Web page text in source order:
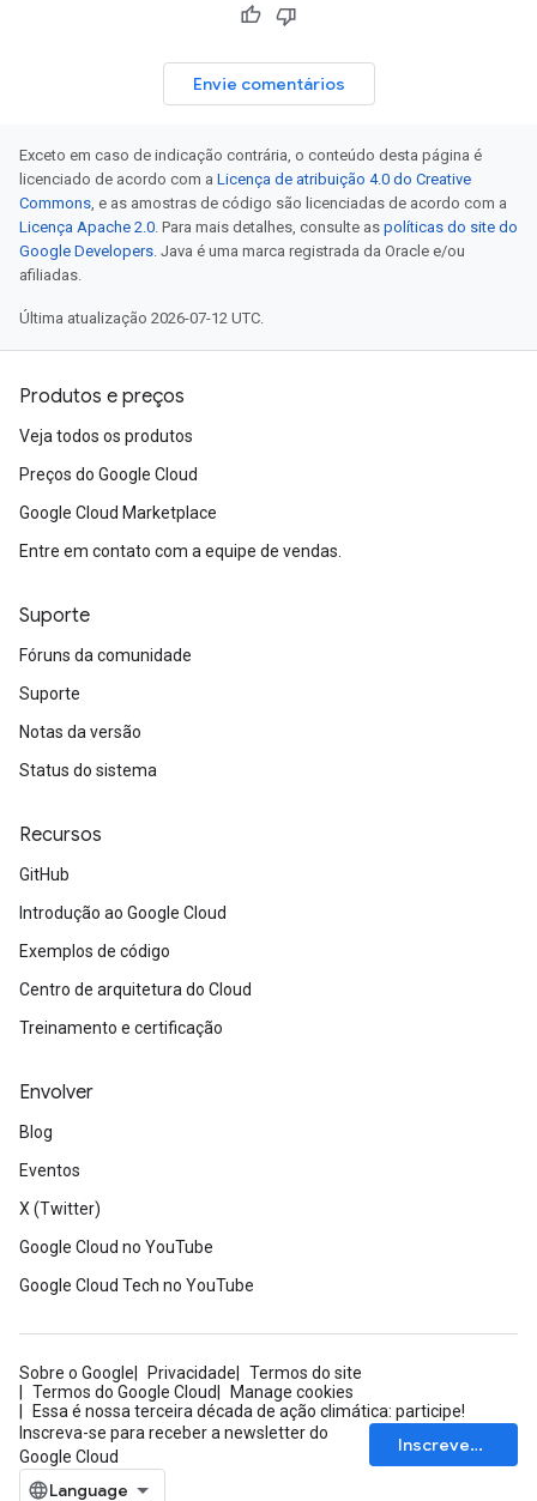
Envie comentários
Exceto em caso de indicação contrária, o conteúdo desta página é
licenciado de acordo com a Licença de atribuição 4.0 do Creative
Commons, e as amostras de código são licenciadas de acordo com a
Licença Apache 2.0. Para mais detalhes, consulte as políticas do site do
Google Developers. Java é uma marca registrada da Oracle e/ou
afiliadas.
Última atualização 2026-07-12 UTC.
Produtos e preços
Veja todos os produtos
Preços do Google Cloud
Google Cloud Marketplace
Entre em contato com a equipe de vendas.
Suporte
Fóruns da comunidade
Suporte
Notas da versão
Status do sistema
Recursos
GitHub
Introdução ao Google Cloud
Exemplos de código
Centro de arquitetura do Cloud
Treinamento e certificação
Envolver
Blog
Eventos
X (Twitter)
Google Cloud no YouTube
Google Cloud Tech no YouTube
Sobre o Google Privacidade
Termos do site
Termos do Google Cloud
Manage cookies
Essa é nossa terceira década de ação climática: participe!
Inscreva-se para receber a newsletter do
Google Cloud
Inscrever-se